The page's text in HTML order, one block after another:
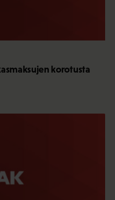
korotusta